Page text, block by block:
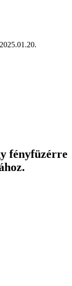
2025.01.20.
fényfüzérre